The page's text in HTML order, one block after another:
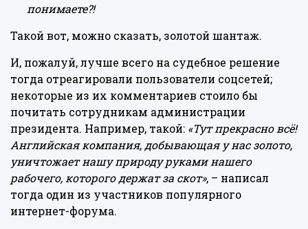
понимаете?!
Такой вот, можно сказать, золотой шантаж.
И, пожалуй, лучше всего на судебное решение
тогда отреагировали пользователи соцсетей;
некоторые из их комментариев стоило бы
почитать сотрудникам администрации
президента. Например, такой: «Тут прекрасно всё!
Английская компания, добывающая у нас золото,
уничтожает нашу природу руками нашего
рабочего, которого держат за скот», – написал
тогда один из участников популярного
интернет-форума.